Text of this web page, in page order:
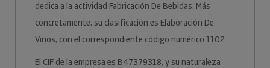
dedica a la actividad Fabricación De Bebidas. Más
concretamente, su clasificación es Elaboración De
Vinos, con el correspondiente código numérico 1102.
El CIF de la empresa es B47379318, y su naturaleza